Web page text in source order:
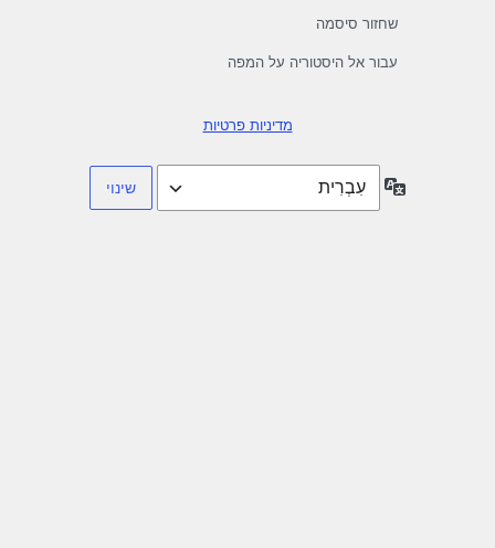
שחזור סיסמה
עבור אל היסטוריה על המפה
מדיניות פרטיות
שפה